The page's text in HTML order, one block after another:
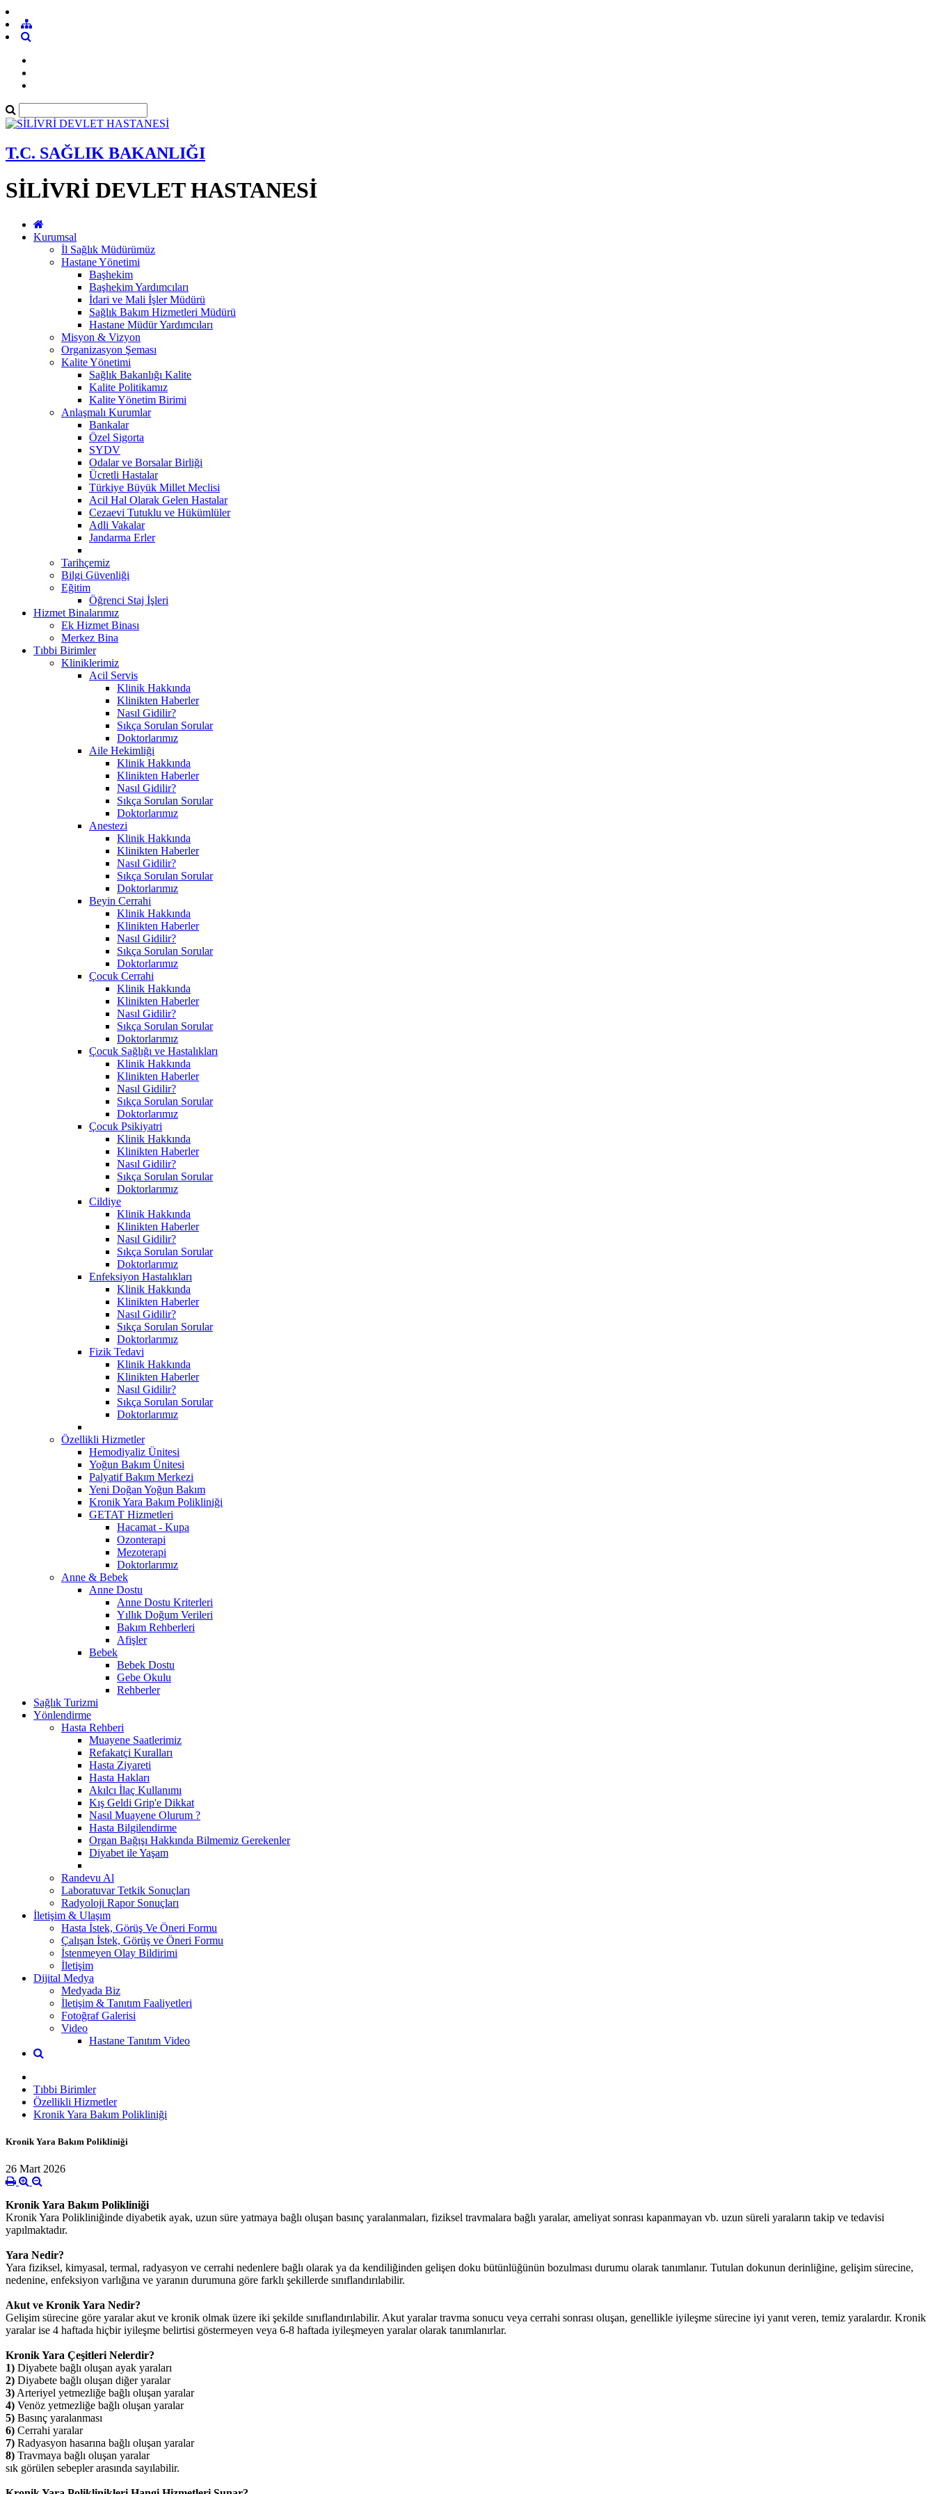
T.C. SAĞLIK BAKANLIĞI
SİLİVRİ DEVLET HASTANESİ
Kurumsal
İl Sağlık Müdürümüz
Hastane Yönetimi
Başhekim
Başhekim Yardımcıları
İdari ve Mali İşler Müdürü
Sağlık Bakım Hizmetleri Müdürü
Hastane Müdür Yardımcıları
Misyon & Vizyon
Organizasyon Şeması
Kalite Yönetimi
Sağlık Bakanlığı Kalite
Kalite Politikamız
Kalite Yönetim Birimi
Anlaşmalı Kurumlar
Bankalar
Özel Sigorta
SYDV
Odalar ve Borsalar Birliği
Ücretli Hastalar
Türkiye Büyük Millet Meclisi
Acil Hal Olarak Gelen Hastalar
Cezaevi Tutuklu ve Hükümlüler
Adli Vakalar
Jandarma Erler
Tarihçemiz
Bilgi Güvenliği
Eğitim
Öğrenci Staj İşleri
Hizmet Binalarımız
Ek Hizmet Binası
Merkez Bina
Tıbbi Birimler
Kliniklerimiz
Acil Servis
Klinik Hakkında
Klinikten Haberler
Nasıl Gidilir?
Sıkça Sorulan Sorular
Doktorlarımız
Aile Hekimliği
Klinik Hakkında
Klinikten Haberler
Nasıl Gidilir?
Sıkça Sorulan Sorular
Doktorlarımız
Anestezi
Klinik Hakkında
Klinikten Haberler
Nasıl Gidilir?
Sıkça Sorulan Sorular
Doktorlarımız
Beyin Cerrahi
Klinik Hakkında
Klinikten Haberler
Nasıl Gidilir?
Sıkça Sorulan Sorular
Doktorlarımız
Çocuk Cerrahi
Klinik Hakkında
Klinikten Haberler
Nasıl Gidilir?
Sıkça Sorulan Sorular
Doktorlarımız
Çocuk Sağlığı ve Hastalıkları
Klinik Hakkında
Klinikten Haberler
Nasıl Gidilir?
Sıkça Sorulan Sorular
Doktorlarımız
Çocuk Psikiyatri
Klinik Hakkında
Klinikten Haberler
Nasıl Gidilir?
Sıkça Sorulan Sorular
Doktorlarımız
Cildiye
Klinik Hakkında
Klinikten Haberler
Nasıl Gidilir?
Sıkça Sorulan Sorular
Doktorlarımız
Enfeksiyon Hastalıkları
Klinik Hakkında
Klinikten Haberler
Nasıl Gidilir?
Sıkça Sorulan Sorular
Doktorlarımız
Fizik Tedavi
Klinik Hakkında
Klinikten Haberler
Nasıl Gidilir?
Sıkça Sorulan Sorular
Doktorlarımız
Özellikli Hizmetler
Hemodiyaliz Ünitesi
Yoğun Bakım Ünitesi
Palyatif Bakım Merkezi
Yeni Doğan Yoğun Bakım
Kronik Yara Bakım Polikliniği
GETAT Hizmetleri
Hacamat - Kupa
Ozonterapi
Mezoterapi
Doktorlarımız
Anne & Bebek
Anne Dostu
Anne Dostu Kriterleri
Yıllık Doğum Verileri
Bakım Rehberleri
Afişler
Bebek
Bebek Dostu
Gebe Okulu
Rehberler
Sağlık Turizmi
Yönlendirme
Hasta Rehberi
Muayene Saatlerimiz
Refakatçi Kuralları
Hasta Ziyareti
Hasta Hakları
Akılcı İlaç Kullanımı
Kış Geldi Grip'e Dikkat
Nasıl Muayene Olurum ?
Hasta Bilgilendirme
Organ Bağışı Hakkında Bilmemiz Gerekenler
Diyabet ile Yaşam
Randevu Al
Laboratuvar Tetkik Sonuçları
Radyoloji Rapor Sonuçları
İletişim & Ulaşım
Hasta İstek, Görüş Ve Öneri Formu
Çalışan İstek, Görüş ve Öneri Formu
İstenmeyen Olay Bildirimi
İletişim
Dijital Medya
Medyada Biz
İletişim & Tanıtım Faaliyetleri
Fotoğraf Galerisi
Video
Hastane Tanıtım Video
Tıbbi Birimler
Özellikli Hizmetler
Kronik Yara Bakım Polikliniği
Kronik Yara Bakım Polikliniği
26 Mart 2026
Kronik Yara Bakım Polikliniği
Kronik Yara Polikliniğinde diyabetik ayak, uzun süre yatmaya bağlı oluşan basınç yaralanmaları, fiziksel travmalara bağlı yaralar, ameliyat sonrası kapanmayan vb. uzun süreli yaraların takip ve tedavisi
yapılmaktadır.
Yara Nedir?
Yara fiziksel, kimyasal, termal, radyasyon ve cerrahi nedenlere bağlı olarak ya da kendiliğinden gelişen doku bütünlüğünün bozulması durumu olarak tanımlanır. Tutulan dokunun derinliğine, gelişim sürecine,
nedenine, enfeksiyon varlığına ve yaranın durumuna göre farklı şekillerde sınıflandırılabilir.
Akut ve Kronik Yara Nedir?
Gelişim sürecine göre yaralar akut ve kronik olmak üzere iki şekilde sınıflandırılabilir. Akut yaralar travma sonucu veya cerrahi sonrası oluşan, genellikle iyileşme sürecine iyi yanıt veren, temiz yaralardır. Kronik
yaralar ise 4 haftada hiçbir iyileşme belirtisi göstermeyen veya 6-8 haftada iyileşmeyen yaralar olarak tanımlanırlar.
Kronik Yara Çeşitleri Nelerdir?
1) Diyabete bağlı oluşan ayak yaraları
2) Diyabete bağlı oluşan diğer yaralar
3) Arteriyel yetmezliğe bağlı oluşan yaralar
4) Venöz yetmezliğe bağlı oluşan yaralar
5) Basınç yaralanması
6) Cerrahi yaralar
7) Radyasyon hasarına bağlı oluşan yaralar
8) Travmaya bağlı oluşan yaralar
sık görülen sebepler arasında sayılabilir.